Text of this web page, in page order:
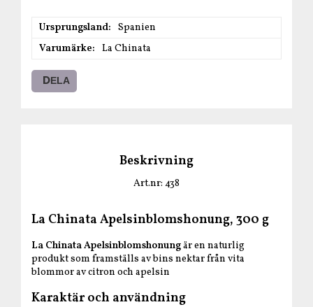
Ursprungsland
Spanien
Varumärke
La Chinata
DELA
Beskrivning
Art.nr: 438
La Chinata Apelsinblomshonung, 300 g
La Chinata Apelsinblomshonungär en naturlig
produkt som framställs av bins nektar från vita
blommor av citron och apelsin
Karaktär och användning